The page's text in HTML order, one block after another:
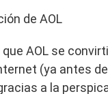
de AOL
AOL se
(ya antes
a la